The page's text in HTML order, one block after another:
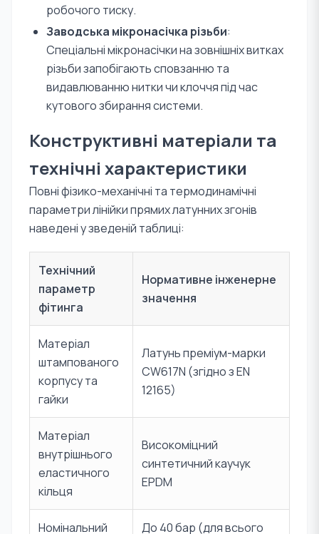
робочого тиску.
Заводська мікронасічка різьби:
Спеціальні мікронасічки на зовнішніх витках
різьби запобігають сповзанню та
видавлюванню нитки чи клоччя під час
кутового збирання системи.
Конструктивні матеріали та
технічні характеристики
Повні фізико-механічні та термодинамічні
параметри лінійки прямих латунних згонів
наведені у зведеній таблиці:
Технічний
параметр
фітинга
Нормативне інженерне
значення
Матеріал
штампованого
корпусу та
гайки
Латунь преміум-марки
CW617N (згідно з EN
12165)
Матеріал
внутрішнього
еластичного
кільця
Високоміцний
синтетичний каучук
EPDM
Номінальний
До 40 бар (для всього